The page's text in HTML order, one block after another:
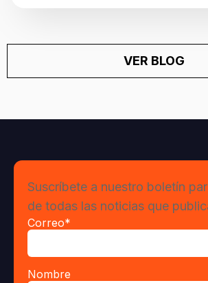
VER BLOG
Suscríbete a nuestro boletín
de todas las noticias que
Correo*
Nombre